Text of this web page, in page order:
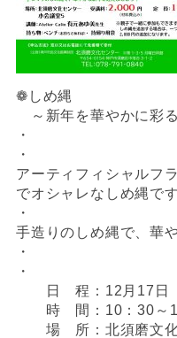
❁しめ縄
～新年を華やかに彩
・
・
アーティフィシャルフ
でオシャレなしめ縄です
・
手造りのしめ縄で、華
・
・
日 程：12月17日（
時 間：10：30～
場 所：北須磨文化